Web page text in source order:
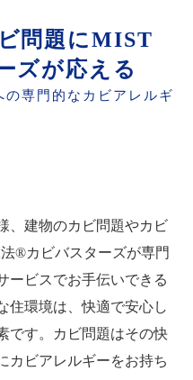
問題にMIST
ズが応える
の専門的なカビアレルギ
、建物のカビ問題やカビ
®カビバスターズが専門
ービスでお手伝いできる
住環境は、快適で安心し
です。カビ問題はその快
カビアレルギーをお持ち